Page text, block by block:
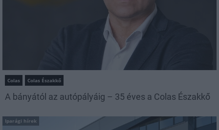
Colas Colas Északkő
A bányától az autópályáig – 35 éves a Colas Északkő
Iparági hírek